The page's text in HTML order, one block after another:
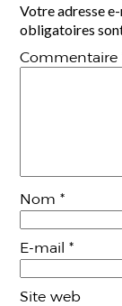
Votre adresse
obligatoires
Commentaire
Nom*
E-mail*
Site web